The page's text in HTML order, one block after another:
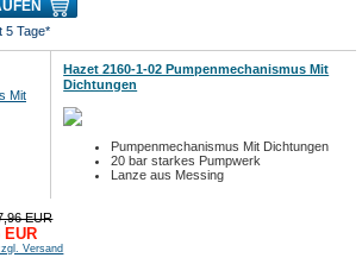
5 Tage*
Hazet 2160-1-02 Pumpenmechanismus Mit
Dichtungen
Pumpenmechanismus Mit Dichtungen
20 bar starkes Pumpwerk
Lanze aus Messing
EUR
EUR
Versand